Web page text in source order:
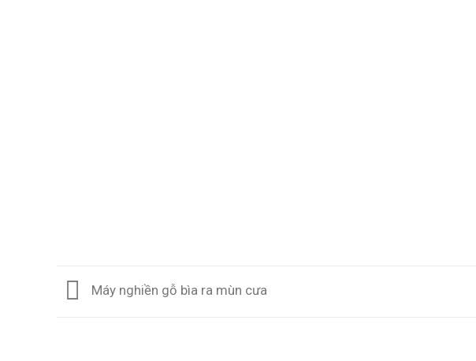
Máy nghiền gỗ bìa ra mùn cưa